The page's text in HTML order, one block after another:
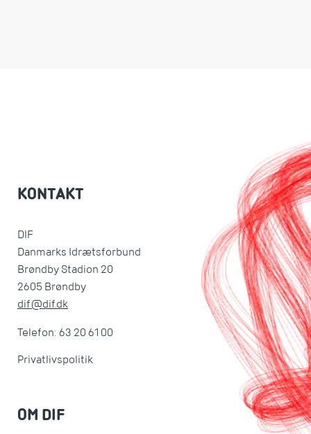
KONTAKT
DIF
Danmarks Idrætsforbund
Brøndby Stadion 20
2605 Brøndby
dif@dif.dk
Telefon: 63 20 61 00
Privatlivspolitik
OM DIF